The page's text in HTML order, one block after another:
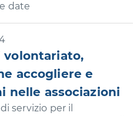
date
volontariato,
accogliere e
nelle associazioni
servizio per il